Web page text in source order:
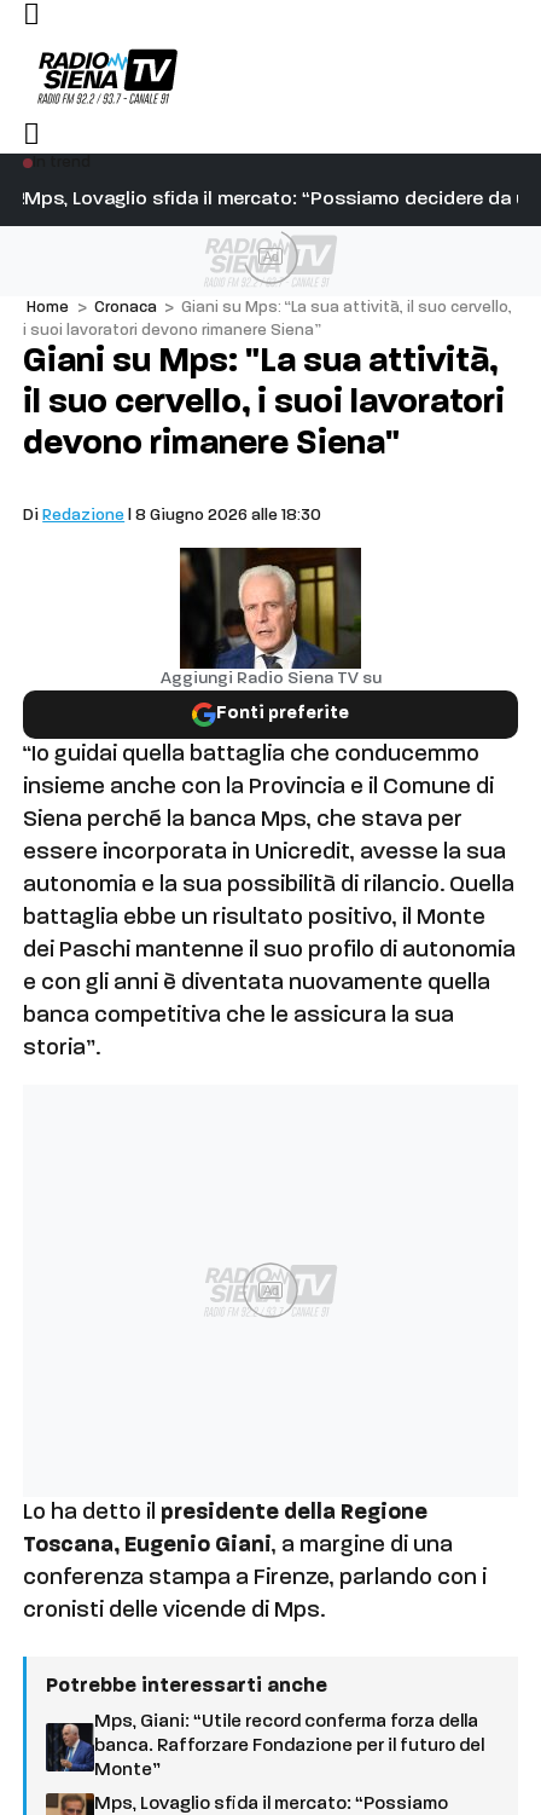
Mps, Lovaglio sfida il mercato: “Possiamo decidere da
ogni ipotesi di smantellamento e siamo
Ad
Home > Cronaca > Giani su Mps: “La sua attività, il suo cervello,
i suoi lavoratori devono rimanere Siena”
Giani su Mps: "La sua attività,
il suo cervello, i suoi lavoratori
devono rimanere Siena"
Di Redazione | 8 Giugno 2026 alle 18:30
Aggiungi Radio Siena TV su
Fonti preferite
“Io guidai quella battaglia che conducemmo
insieme anche con la Provincia e il Comune di
Siena perché la banca Mps, che stava per
essere incorporata in Unicredit, avesse la sua
autonomia e la sua possibilità di rilancio. Quella
battaglia ebbe un risultato positivo, il Monte
dei Paschi mantenne il suo profilo di autonomia
e con gli anni è diventata nuovamente quella
banca competitiva che le assicura la sua
storia”.
Ad
Lo ha detto il presidente della Regione
Toscana, Eugenio Giani, a margine di una
conferenza stampa a Firenze, parlando con i
cronisti delle vicende di Mps.
Potrebbe interessarti anche
Mps, Giani: “Utile record conferma forza della
banca. Rafforzare Fondazione per il futuro del
Monte”
Mps, Lovaglio sfida il mercato: “Possiamo